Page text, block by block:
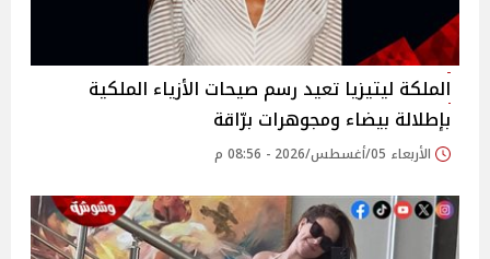
الملكة ليتيزيا تعيد رسم صيحات الأزياء الملكية
بإطلالة بيضاء ومجوهرات برّاقة
الأربعاء 05/أغسطس/2026 - 08:56 م